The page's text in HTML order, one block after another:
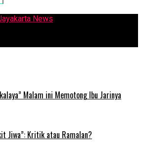
Malam ini Memotong Ibu Jarinya
Jiwa”: Kritik atau Ramalan?